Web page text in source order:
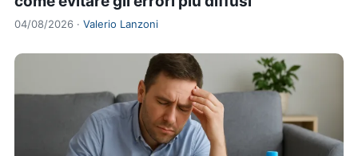
04/08/2026 · Valerio Lanzoni